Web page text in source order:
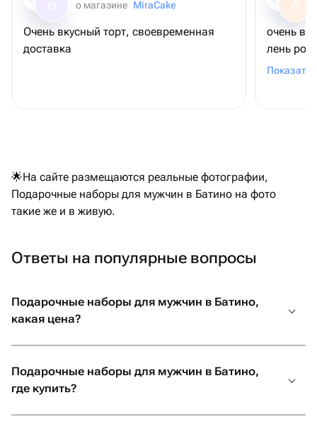
о магазине MiraCake
Очень вкусный торт, своевременная
доставка
О
очень
лень
на
Показать
🌟На сайте размещаются реальные фотографии,
Подарочные наборы для мужчин в Батино на фото
такие же и в живую.
Ответы на популярные вопросы
Подарочные наборы для мужчин в Батино,
какая цена?
Подарочные наборы для мужчин в Батино,
где купить?